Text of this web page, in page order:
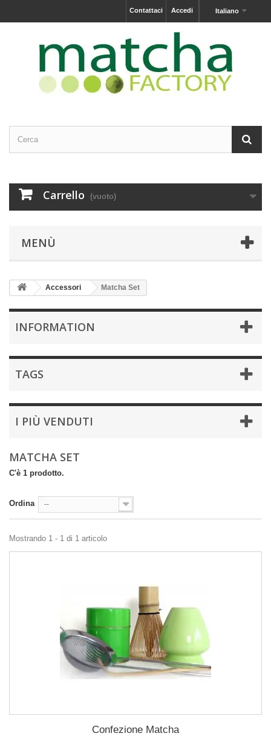
Italiano
Accedi
Contattaci
Carrello (vuoto)
MENÙ
Accessori Matcha Set
INFORMATION
TAGS
I PIÙ VENDUTI
MATCHA SET
C'è 1 prodotto.
Ordina --
Mostrando 1 - 1 di 1 articolo
Confezione Matcha